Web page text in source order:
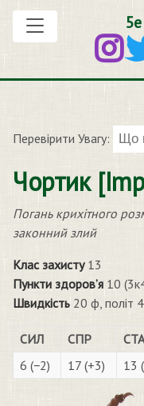
Перевірити Увагу:
Чортик
Погань крихітного
законний злий
Клас захисту13
Пункти здоров’я 10
Швидкість 20 ф, політ
СИЛ СПР СТА
6 (−2)
17 (+3) 13